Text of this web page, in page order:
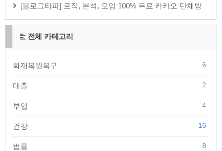
[블로그타파] 로직, 분석, 모임 100% 무료 카카오 단체방
전체 카테고리
화재복원복구 6
대출 2
부업 4
건강 16
법률 8